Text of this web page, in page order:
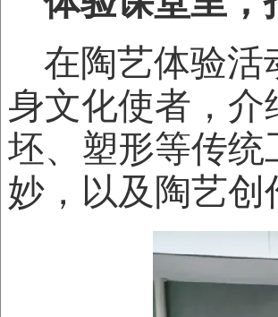
在陶艺体验活
身文化使者，
坯、塑形等传
妙，以及陶艺